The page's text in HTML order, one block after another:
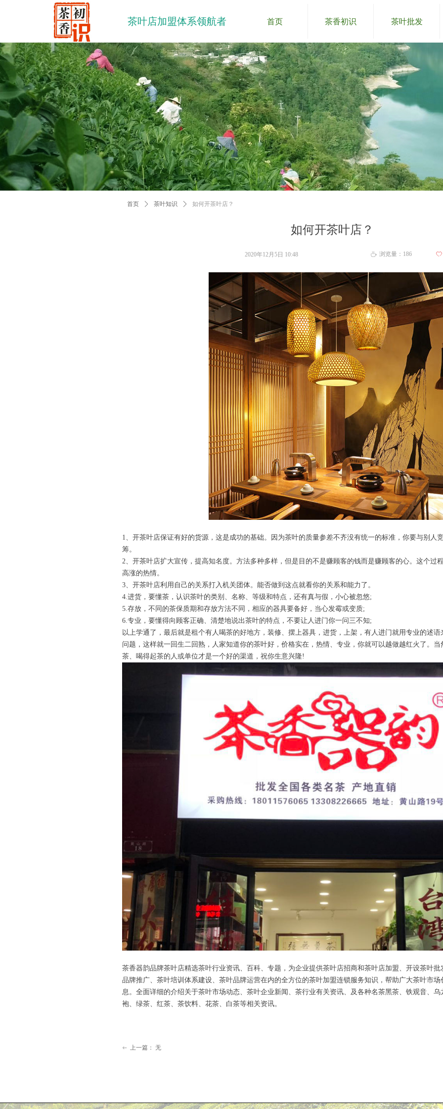
首页 茶香初识 茶叶批发
茶叶店加盟体系领航者
如何开茶叶店？
首页 ꄲ 茶叶知识 ꄲ 如何开茶叶店？
1、开茶叶店保证有好的货源，这是成功的基础。因为茶叶的质量参差不齐没有统一的标准，你要与别人
筹。
2、开茶叶店扩大宣传，提高知名度。方法多种多样，但是目的不是赚顾客的钱而是赚顾客的心。这个过
高涨的热情。
3、开茶叶店利用自己的关系打入机关团体。能否做到这点就看你的关系和能力了。
4.进货，要懂茶，认识茶叶的类别、名称、等级和特点，还有真与假，小心被忽悠;
5.存放，不同的茶保质期和存放方法不同，相应的器具要备好，当心发霉或变质;
6.专业，要懂得向顾客正确、清楚地说出茶叶的特点，不要让人进门你一问三不知;
以上学通了，最后就是租个有人喝茶的好地方，装修、摆上器具，进货，上架，有人进门就用专业的述
问题，这样就一回生二回熟，人家知道你的茶叶好，价格实在，热情、专业，你就可以越做越红火了。
茶、喝得起茶的人或单位才是一个好的渠道，祝你生意兴隆!
茶香器韵品牌茶叶店精选茶叶行业资讯、百科、专题，为企业提供茶叶店招商和茶叶店加盟、开设茶叶
品牌推广、茶叶培训体系建设、茶叶品牌运营在内的全方位的茶叶加盟连锁服务知识，帮助广大茶叶市
息。全面详细的介绍关于茶叶市场动态、茶叶企业新闻、茶行业有关资讯、及各种名茶黑茶、铁观音、
袍、绿茶、红茶、茶饮料、花茶、白茶等相关资讯。
2020年12月5日 10:48 ꄘ 浏览量： 186 ꄀ
ꂃ 上一篇： 无